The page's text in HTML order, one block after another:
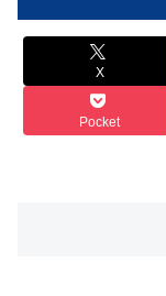
X
Pocket